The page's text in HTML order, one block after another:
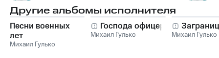
Другие альбомы исполнителя
Песни военных
лет
Михаил Гулько
Господа офицеры
Михаил Гулько Михаил Гулько